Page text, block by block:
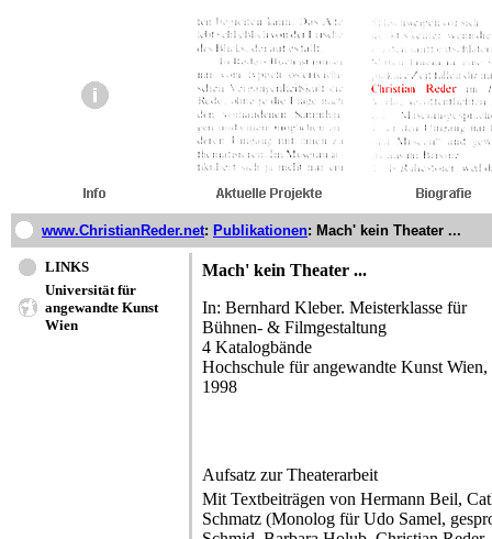
www.ChristianReder.net: Publikationen: Mach' kein Theater ...
LINKS
Universität für
angewandte Kunst
Wien
Mach' kein Theater ...
In: Bernhard Kleber. Meisterklasse für
Bühnen- & Filmgestaltung
4 Katalogbände
Hochschule für angewandte Kunst Wien,
1998
Aufsatz zur Theaterarbeit
Mit Textbeiträgen von Hermann Beil,
Schmatz (Monolog für Udo Samel,